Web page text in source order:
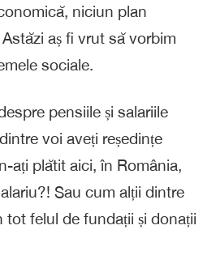
niciun plan
aș fi vrut să vorbim
sociale.
pensiile și salariile
voi aveți reședințe
ați plătit aici, în România,
Sau cum alții dintre
tot felul de fundații și donații